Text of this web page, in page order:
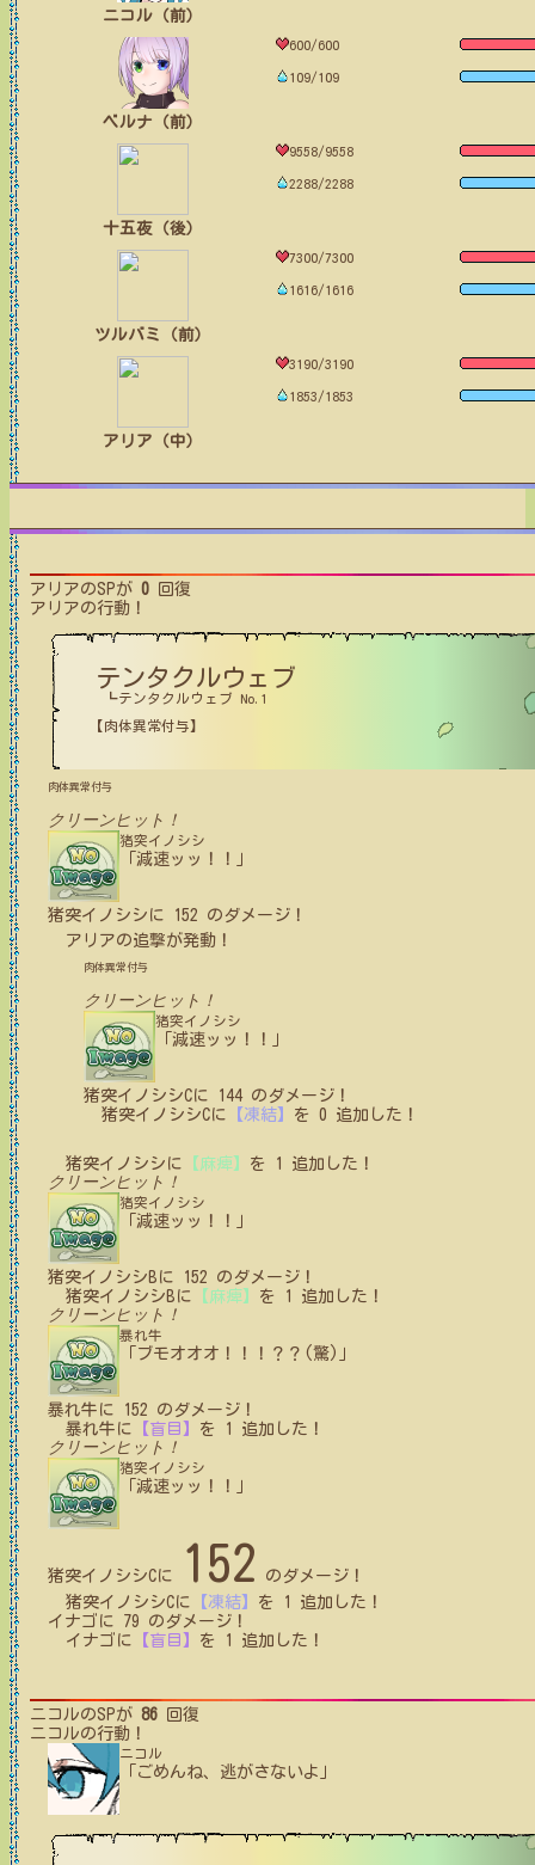
ニコル（前）
ベルナ（前）
600/600
109/109
十五夜（後）
9558/9558
2288/2288
ツルバミ（前）
7300/7300
1616/1616
アリア（中）
3190/3190
1853/1853
アリアのSPが 0 回復
アリアの行動！
テンタクルウェブ
┗テンタクルウェブ No.1
【肉体異常付与】
肉体異常付与
クリーンヒット！
猪突イノシシ
「減速ッッ！！」
猪突イノシシ に 152 のダメージ！
アリアの追撃が発動！
肉体異常付与
クリーンヒット！
猪突イノシシ
「減速ッッ！！」
猪突イノシシCに 144のダメージ！
猪突イノシシCに 【凍結】 を 0 追加した！
猪突イノシシ に 【麻痺】 を 1 追加した！
クリーンヒット！
猪突イノシシ
「減速ッッ！！」
猪突イノシシB に 152 のダメージ！
猪突イノシシB に 【麻痺】 を 1 追加した！
クリーンヒット！
暴れ牛
「ブモオオオ！！！？？(驚)」
暴れ牛 に 152 のダメージ！
暴れ牛 に 【盲目】 を 1 追加した！
クリーンヒット！
猪突イノシシ
「減速ッッ！！」
猪突イノシシCに 152
のダメージ！
猪突イノシシCに 【凍結】 を 1
追加した！
イナゴ に 79 のダメージ！
イナゴ に 【盲目】 を 1 追加した！
ニコルのSPが 86 回復
ニコルの行動！
ニコル
「ごめんね、逃がさないよ」